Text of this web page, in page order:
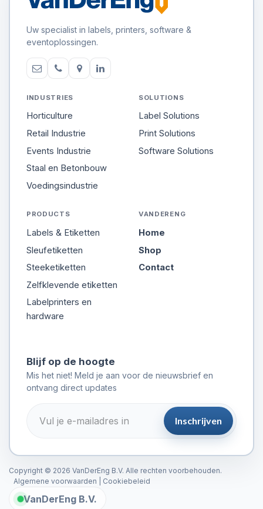
Uw specialist in labels, printers, software &
eventoplossingen.
INDUSTRIES
Horticulture
Retail Industrie
Events Industrie
Staal en Betonbouw
Voedingsindustrie
SOLUTIONS
Label Solutions
Print Solutions
Software Solutions
PRODUCTS
Labels & Etiketten
Sleufetiketten
Steeketiketten
Zelfklevende etiketten
Labelprinters en
hardware
VANDERENG
Home
Shop
Contact
Blijf op de hoogte
Mis het niet! Meld je aan voor de nieuwsbrief en
ontvang direct updates
Inschrijven
Copyright © 2026 VanDerEng B.V. Alle rechten voorbehouden.
Algemene voorwaarden
Cookiebeleid
VanDerEng B.V.